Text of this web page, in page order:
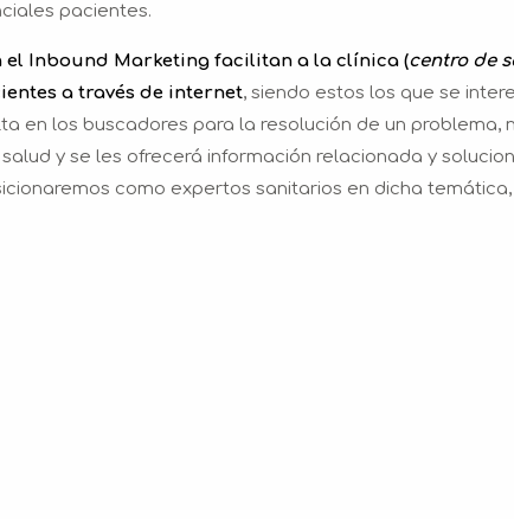
pacientes.
el Inbound Marketing facilitan a la clínica (centro de
a través de internet, siendo estos los que se
en los buscadores para la resolución de un problema,
y se les ofrecerá información relacionada y
como expertos sanitarios en dicha temática,